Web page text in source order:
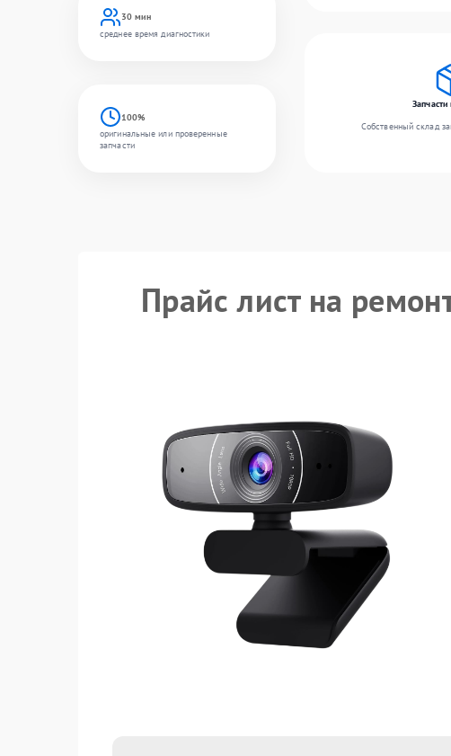
30 мин
среднее время диагностики
100%
оригинальные или проверенные
запчасти
Собственный склад
Прайс лист на